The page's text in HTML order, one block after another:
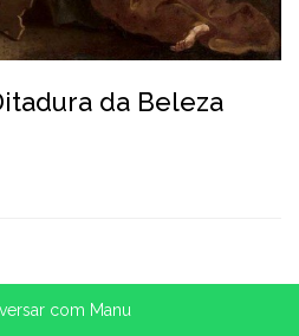
da Beleza
com Manu